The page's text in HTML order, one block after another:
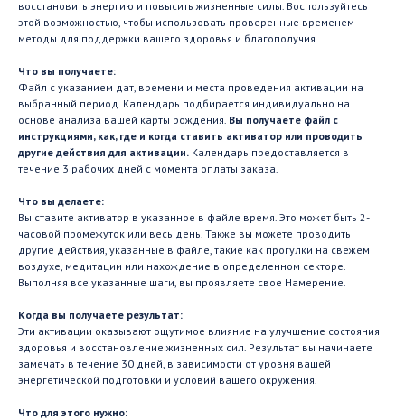
восстановить энергию и повысить жизненные силы. Воспользуйтесь
этой возможностью, чтобы использовать проверенные временем
методы для поддержки вашего здоровья и благополучия.
Что вы получаете:
Файл с указанием дат, времени и места проведения активации на
выбранный период. Календарь подбирается индивидуально на
основе анализа вашей карты рождения. Вы получаете файл с
инструкциями, как, где и когда ставить активатор или проводить
другие действия для активации. Календарь предоставляется в
течение 3 рабочих дней с момента оплаты заказа.
Что вы делаете:
Вы ставите активатор в указанное в файле время. Это может быть 2-
часовой промежуток или весь день. Также вы можете проводить
другие действия, указанные в файле, такие как прогулки на свежем
воздухе, медитации или нахождение в определенном секторе.
Выполняя все указанные шаги, вы проявляете свое Намерение.
Когда вы получаете результат:
Эти активации оказывают ощутимое влияние на улучшение состояния
здоровья и восстановление жизненных сил. Результат вы начинаете
замечать в течение 30 дней, в зависимости от уровня вашей
энергетической подготовки и условий вашего окружения.
Что для этого нужно: